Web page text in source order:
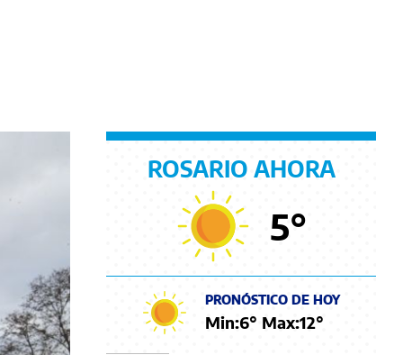
ROSARIO AHORA
5°
PRONÓSTICO DE HOY
Min:6° Max:12°